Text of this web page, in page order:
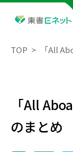
TOP 「All
「All
のまとめ